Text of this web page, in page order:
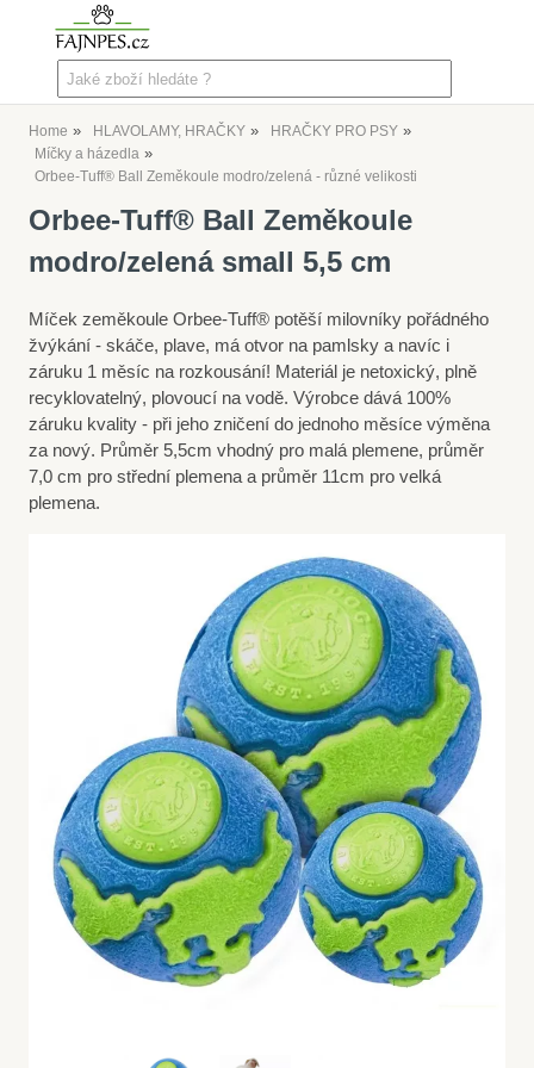
Home HLAVOLAMY, HRAČKY
HRAČKY PRO PSY
Míčky a házedla
Orbee-Tuff® Ball Zeměkoule modro/zelená - různé velikosti
Orbee-Tuff® Ball Zeměkoule
modro/zelená small 5,5 cm
Míček zeměkoule Orbee-Tuff® potěší milovníky pořádného
žvýkání - skáče, plave, má otvor na pamlsky a navíc i záruku
1 měsíc na rozkousání! Materiál je netoxický, plně
recyklovatelný, plovoucí na vodě. Výrobce dává 100%
záruku kvality - při jeho zničení do jednoho měsíce výměna
za nový. Průměr 5,5cm vhodný pro malá plemene, průměr
7,0 cm pro střední plemena a průměr 11cm pro velká
plemena.